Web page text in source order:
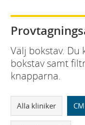
Välj bokstav. Du
bokstav samt
knapparna.
Alla kliniker